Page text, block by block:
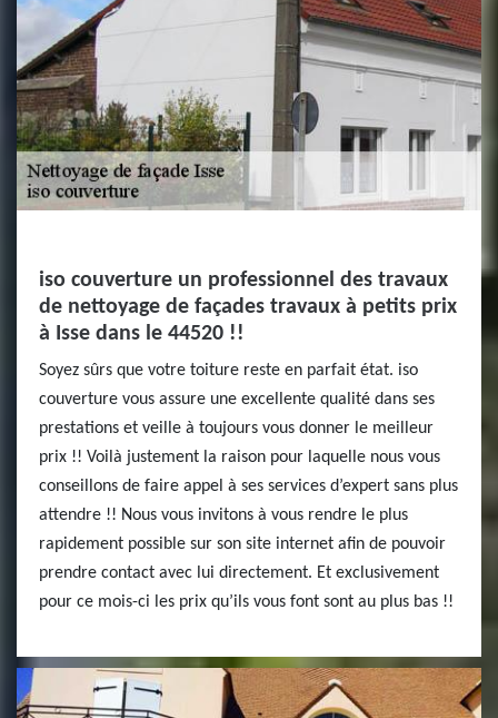
iso couverture un professionnel des travaux
de nettoyage de façades travaux à petits prix
à Isse dans le 44520 !!
Soyez sûrs que votre toiture reste en parfait état. iso
couverture vous assure une excellente qualité dans ses
prestations et veille à toujours vous donner le meilleur
prix !! Voilà justement la raison pour laquelle nous vous
conseillons de faire appel à ses services d’expert sans plus
attendre !! Nous vous invitons à vous rendre le plus
rapidement possible sur son site internet afin de pouvoir
prendre contact avec lui directement. Et exclusivement
pour ce mois-ci les prix qu’ils vous font sont au plus bas !!